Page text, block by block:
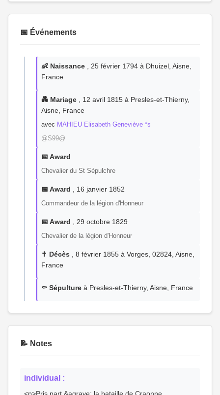
📅 Événements
👶 Naissance , 25 février 1794 à Dhuizel, Aisne,
France
💑 Mariage , 12 avril 1815 à Presles-et-Thierny,
Aisne, France
avec MAHIEU Elisabeth Geneviève *s
@S99@
📅 Award
Chevalier du St Sépulchre
📅 Award , 16 janvier 1852
Commandeur de la légion d'Honneur
📅 Award , 29 octobre 1829
Chevalier de la légion d'Honneur
✝️ Décès , 8 février 1855 à Vorges, 02824, Aisne,
France
⚰️ Sépulture à Presles-et-Thierny, Aisne, France
📝 Notes
individual :